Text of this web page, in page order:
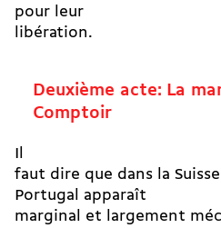
pour leur
libération.
Deuxième acte: La
Comptoir
faut dire que dans la
Portugal apparaît
marginal et largement